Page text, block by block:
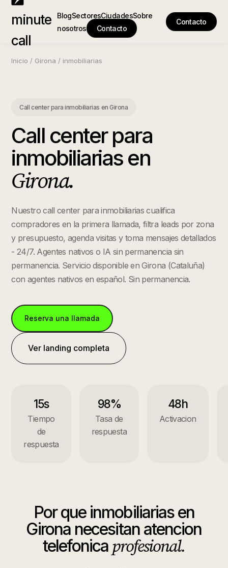
minute
call
BlogSectoresCiudadesSobre
nosotros
Contacto
Contacto
Inicio / Girona / inmobiliarias
Call center para inmobiliarias enGirona
Call center para
inmobiliariasen
Girona.
Nuestro call center para inmobiliarias cualifica
compradores en la primera llamada, filtra leads por zona
y presupuesto, agenda visitas y toma mensajes detallados
- 24/7. Agentes nativos o IA sin permanencia sin
permanencia. Servicio disponible enGirona (Cataluña)
con agentes nativos en español. Sin permanencia.
Reserva una llamada
Ver landing completa
15s
Tiempo
de
respuesta
98%
Tasa de
respuesta
48h
Activacion
Por que inmobiliariasen
Gironanecesitan atencion
telefonica profesional.